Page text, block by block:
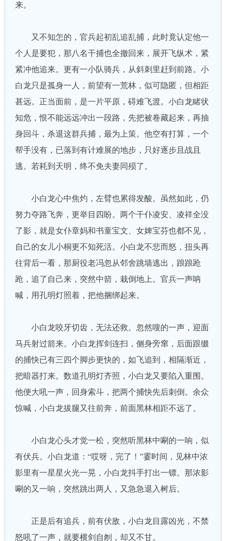
来。
又不知怎的，官兵起初乱追乱捕，此时竟认定他一
个人是要犯，那八名干捕也全撤回来，展开飞纵术，紧
紧冲他追来。更有一小队骑兵，从斜刺里赶到前路。小
白龙只是孤身一人，前望有一荒林，似可隐匿，但相距
甚远。正当面前，是一片平原，碍难飞渡。小白龙睹状
知危，恨不能远远冲出一段路，先把被卷藏起来，再抽
身回斗，杀退这群兵捕，最为上策。他空有打算，一个
帮手没有，已落到有计难展的地步，只好逐步且战且
逃。若耗到天明，终不免夫妻同殒了。
小白龙心中焦灼，左臂也累得发酸。虽然如此，仍
努力夺路飞奔，更举目四盼。两个干仆凌安、凌祥全没
了影，就是女仆章妈和书童宝文、女婢宝芬也都不见，
自己的女儿小桐更不知死活。小白龙不悲而怒，扭头再
往背后一看，那厨役老冯忽从邻舍跳墙逃出，踉踉跄
跄，追了自己来，突然中箭，栽倒地上。官兵一声呐
喊，用孔明灯照着，把他捆绑起来。
小白龙咬牙切齿，无法还救。忽然嗖的一声，迎面
马兵射过箭来。小白龙挥剑连扫，侧身旁窜，后面跟缀
的捕快已有三四个脚步更快的，如飞追到，相隔渐近，
把暗器打来。数道孔明灯齐照，小白龙又要陷入重围。
他便大吼一声，回身索斗，把两个捕快先后刺倒。余众
惊喊，小白龙拔腿又往前奔，前面黑林相距不远了。
小白龙心头才觉一松，突然听黑林中唰的一响，似
有伏兵。小白龙道：“哎呀，完了！”霎时间，见林中浓
影里有一星星火光一晃，小白龙抖手打出一镖。那浓影
唰的又一响，突然跳出两人，又急急退入树后。
正是后有追兵，前有伏敌，小白龙目露凶光，不禁
怒吼了一声，就要横剑自刎，却又不甘。